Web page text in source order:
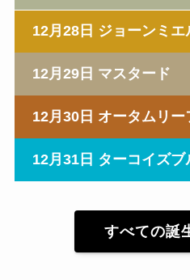
12月28日 ジョーンミエ
12月29日 マスタード
12月30日 オータムリー
12月31日 ターコイズブ
すべての誕